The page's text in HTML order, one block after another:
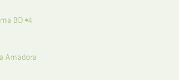
BD #4
Amadora